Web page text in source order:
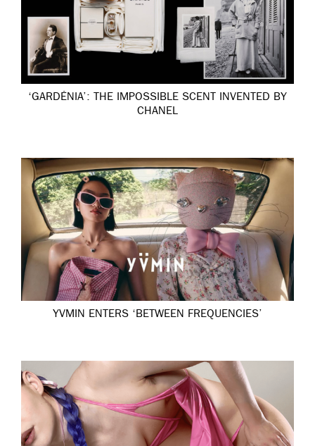
‘GARDÉNIA’: THE IMPOSSIBLE SCENT INVENTED BY
CHANEL
YVMIN ENTERS ‘BETWEEN FREQUENCIES’